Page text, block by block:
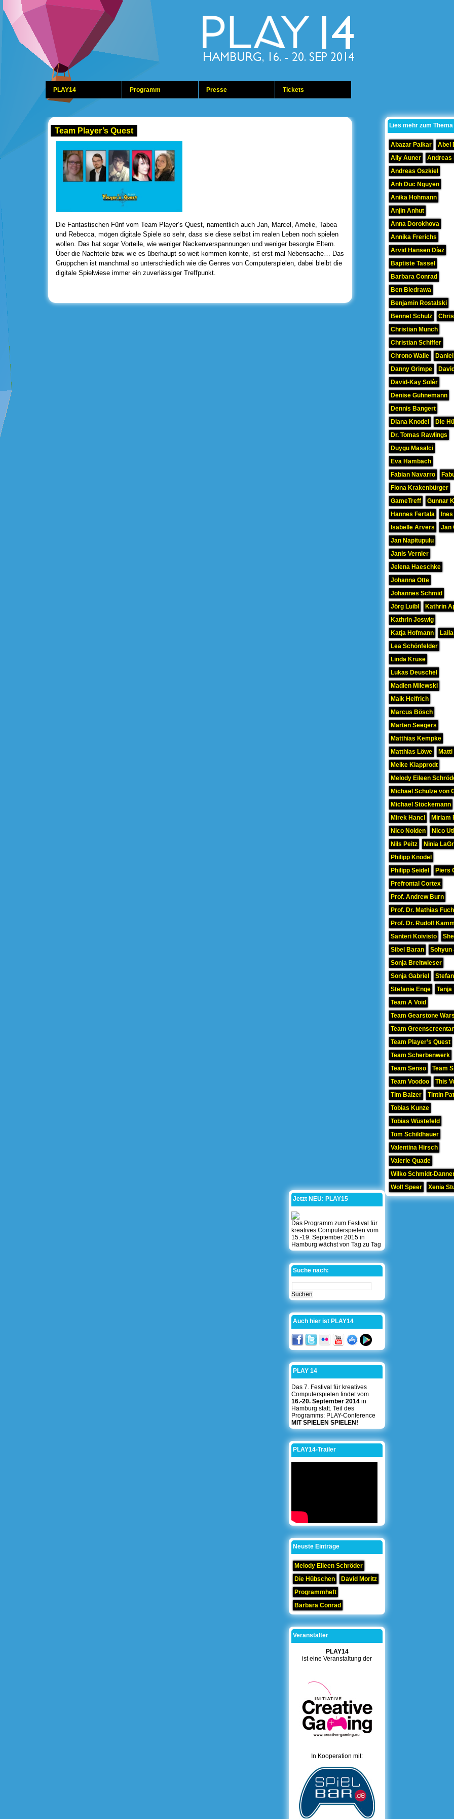
PLAY14 Programm Presse Tickets
Team Player’s Quest
Die Fantastischen Fünf vom Team Player’s Quest, namentlich auch Jan, Marcel, Amelie, Tabea
und Rebecca, mögen digitale Spiele so sehr, dass sie diese selbst im realen Leben noch spielen
wollen. Das hat sogar Vorteile, wie weniger Nackenverspannungen und weniger besorgte Eltern.
Über die Nachteile bzw. wie es überhaupt so weit kommen konnte, ist erst mal Nebensache… Das
Grüppchen ist manchmal so unterschiedlich wie die Genres von Computerspielen, dabei bleibt die
digitale Spielwiese immer ein zuverlässiger Treffpunkt.
Lies mehr zum Thema
Abazar Paikar
Abel
Ally Auner
Andreas
Andreas Oszkiel
Anh Duc Nguyen
Anika Hohmann
Anjin Anhut
Anna Dorokhova
Annika Frerichs
Arvid Hansen Díaz
Baptiste Tassel
Barbara Conrad
Ben Biedrawa
Benjamin Rostalski
Bennet Schulz
Christian Münch
Christian Schiffer
Chrono Walle
Danny Grimpe
David-Kay Solèr
Denise Gühnemann
Dennis Bangert
Diana Knodel
Die
Dr. Tomas Rawlings
Duygu Masalci
Eva Hambach
Fabian Navarro
Fiona Krakenbürger
GameTreff
Gunnar
Hannes Fertala
Isabelle Arvers
Jan
Jan Napitupulu
Janis Vernier
Jelena Haeschke
Johanna Otte
Johannes Schmid
Jörg Luibl
Kathrin
Kathrin Joswig
Katja Hofmann
Lea Schönfelder
Linda Kruse
Lukas Deuschel
Madlen Milewski
Maik Helfrich
Marcus Bösch
Marten Seegers
Matthias Kempke
Matthias Löwe
Matti
Meike Klapprodt
Melody Eileen
Michael Schulze von
Michael Stöckemann
Mirek Hancl
Miriam
Nico Nolden
Nico
Nils Peitz
Ninia
Philipp Knodel
Philipp Seidel
Piers
Prefrontal Cortex
Prof. Andrew Burn
Prof. Dr. Mathias
Prof. Dr. Rudolf
Santeri Koivisto
Sibel Baran
Sohyun
Sonja Breitwieser
Sonja Gabriel
Stefanie Enge
Tanja
Team A Void
Team Gearstone Wars
Team
Team Player’s Quest
Team Scherbenwerk
Team Senso
Team
Team Voodoo
This
Tim Balzer
Tintin
Tobias Kunze
Tobias Wüstefeld
Tom Schildhauer
Valentina Hirsch
Valerie Quade
Wilko Schmidt-
Wolf Speer
Xenia
Jetzt NEU: PLAY15
Das Programm zum Festival für
kreatives Computerspielen vom
15.-19. September 2015 in
Hamburg wächst von Tag zu Tag
Suche nach:
Auch hier ist PLAY14
PLAY 14
Das 7. Festival für kreatives
Computerspielen findet vom
16.-20. September 2014 in
Hamburg statt. Teil des
Programms: PLAY-Conference
MIT SPIELEN SPIELEN!
PLAY14-Trailer
Neuste Einträge
Melody Eileen Schröder
Die Hübschen
David Moritz
Programmheft
Barbara Conrad
Veranstalter
PLAY14
ist eine Veranstaltung der
In Kooperation mit: